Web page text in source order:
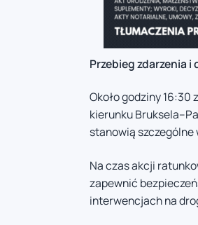
Przebieg zdarzenia i
Około godziny 16:30
kierunku
stanowią
Na czas akcji
zapewnić
interwencjach na